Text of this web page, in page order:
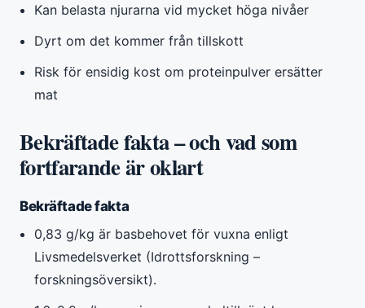
Kan belasta njurarna vid mycket höga nivåer
Dyrt om det kommer från tillskott
Risk för ensidig kost om proteinpulver ersätter
mat
Bekräftade fakta – och vad som
fortfarande är oklart
Bekräftade fakta
0,83 g/kg är basbehovet för vuxna enligt
Livsmedelsverket (Idrottsforskning –
forskningsöversikt).